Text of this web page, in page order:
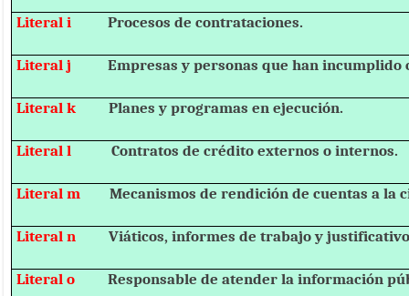
Literal iProcesos de contrataciones.
Literal jEmpresas y personas que han incumplido
Literal kPlanes y programas en ejecución.
Literal lContratos de crédito externos o internos.
Literal mMecanismos de rendición de cuentas a la
Literal nViáticos, informes de trabajo y
Literal oResponsable de atender la información